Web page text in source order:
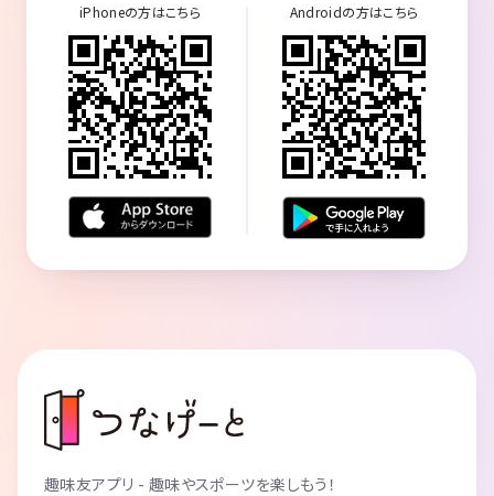
iPhoneの方はこちら Androidの方はこちら
趣味友アプリ - 趣味やスポーツを楽しもう！